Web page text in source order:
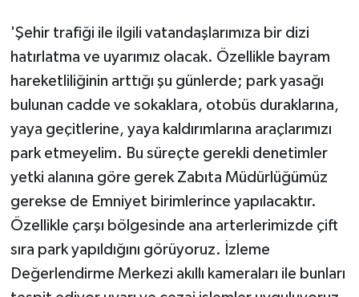
'Şehir trafiği ile ilgili vatandaşlarımıza bir dizi
hatırlatma ve uyarımız olacak. Özellikle bayram
hareketliliğinin arttığı şu günlerde; park yasağı
bulunan cadde ve sokaklara, otobüs duraklarına,
yaya geçitlerine, yaya kaldırımlarına araçlarımızı
park etmeyelim. Bu süreçte gerekli denetimler
yetki alanına göre gerek Zabıta Müdürlüğümüz
gerekse de Emniyet birimlerince yapılacaktır.
Özellikle çarşı bölgesinde ana arterlerimizde çift
sıra park yapıldığını görüyoruz. İzleme
Değerlendirme Merkezi akıllı kameraları ile bunları